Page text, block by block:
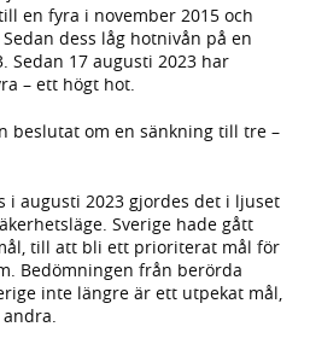
en fyra i november 2015 och
dess låg hotnivån på en
Sedan 17 augusti 2023 har
– ett högt hot.
beslutat om en sänkning till tre –
i augusti 2023 gjordes det i ljuset
Sverige hade gått
till att bli ett prioriterat mål för
Bedömningen från berörda
inte längre är ett utpekat mål,